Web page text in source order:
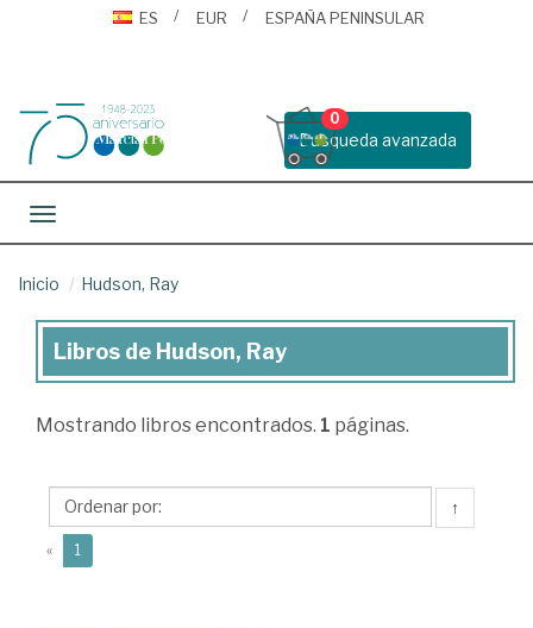
ES
EUR ESPAÑA PENINSULAR
Busqueda avanzada
0
Toggle navigation
Inicio Hudson, Ray
Libros
Hudson,
Libros de Hudson, Ray
Mostrando libros encontrados. 1 páginas.
↑
« 1